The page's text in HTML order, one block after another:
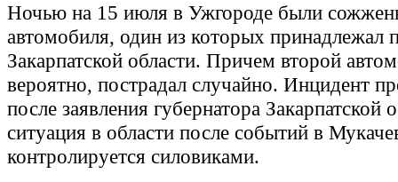
Ночью на 15 июля в Ужгороде были
автомобиля, один из которых принадлежал
Закарпатской области. Причем второй
вероятно, пострадал случайно. Инцидент
после заявления губернатора Закарпатской
ситуация в области после событий в
контролируется силовиками.